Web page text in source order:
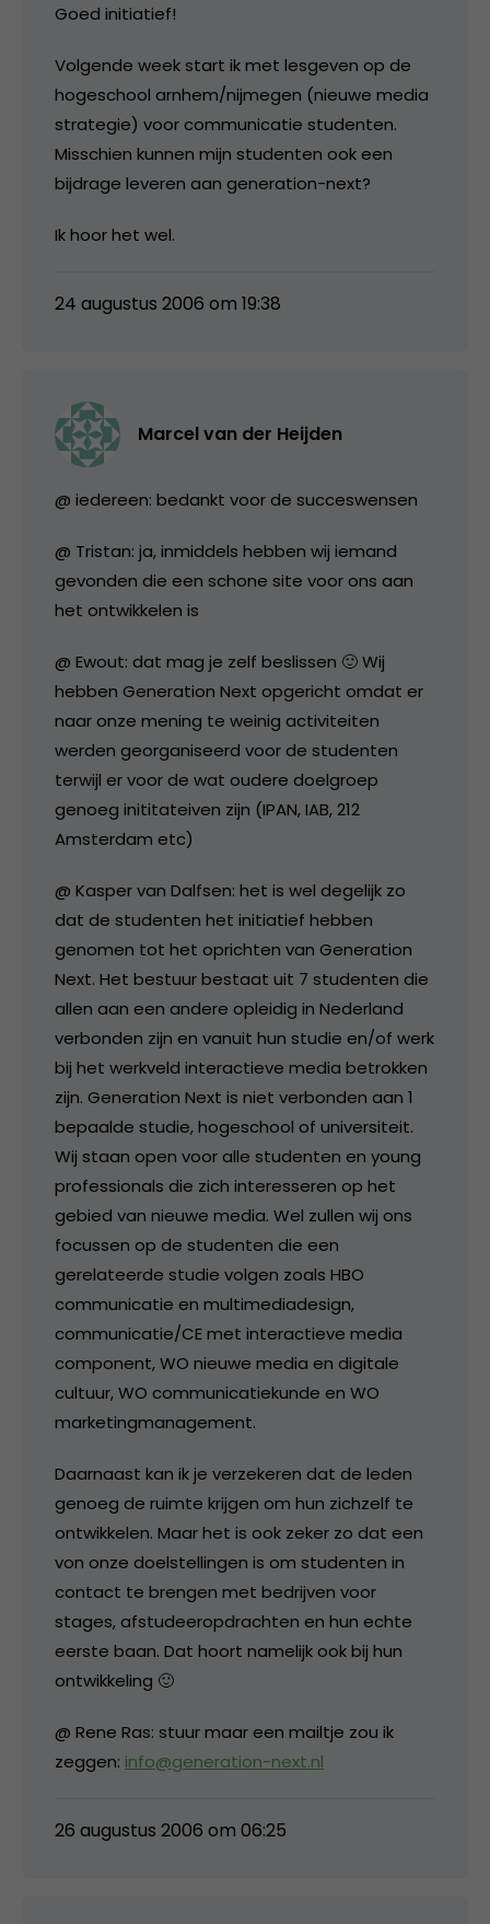
Goed initiatief!
Volgende week start ik met lesgeven op de
hogeschool arnhem/nijmegen (nieuwe media
strategie) voor communicatie studenten.
Misschien kunnen mijn studenten ook een
bijdrage leveren aan generation-next?
Ik hoor het wel.
24 augustus 2006 om 19:38
Marcel van der Heijden
@ iedereen: bedankt voor de succeswensen
@ Tristan: ja, inmiddels hebben wij iemand
gevonden die een schone site voor ons aan
het ontwikkelen is
@ Ewout: dat mag je zelf beslissen 🙂 Wij
hebben Generation Next opgericht omdat er
naar onze mening te weinig activiteiten
werden georganiseerd voor de studenten
terwijl er voor de wat oudere doelgroep
genoeg inititateiven zijn (IPAN, IAB, 212
Amsterdam etc)
@ Kasper van Dalfsen: het is wel degelijk zo
dat de studenten het initiatief hebben
genomen tot het oprichten van Generation
Next. Het bestuur bestaat uit 7 studenten die
allen aan een andere opleidig in Nederland
verbonden zijn en vanuit hun studie en/of werk
bij het werkveld interactieve media betrokken
zijn. Generation Next is niet verbonden aan 1
bepaalde studie, hogeschool of universiteit.
Wij staan open voor alle studenten en young
professionals die zich interesseren op het
gebied van nieuwe media. Wel zullen wij ons
focussen op de studenten die een
gerelateerde studie volgen zoals HBO
communicatie en multimediadesign,
communicatie/CE met interactieve media
component, WO nieuwe media en digitale
cultuur, WO communicatiekunde en WO
marketingmanagement.
Daarnaast kan ik je verzekeren dat de leden
genoeg de ruimte krijgen om hun zichzelf te
ontwikkelen. Maar het is ook zeker zo dat een
von onze doelstellingen is om studenten in
contact te brengen met bedrijven voor
stages, afstudeeropdrachten en hun echte
eerste baan. Dat hoort namelijk ook bij hun
ontwikkeling 🙂
@ Rene Ras: stuur maar een mailtje zou ik
zeggen: info@generation-next.nl
26 augustus 2006 om 06:25